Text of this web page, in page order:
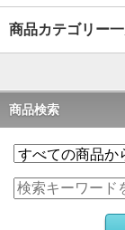
商品カテゴリー
商品検索